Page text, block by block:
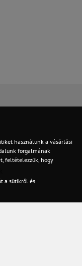
használunk a vásárlási
forgalmának
feltételezzük, hogy
a sütikről és